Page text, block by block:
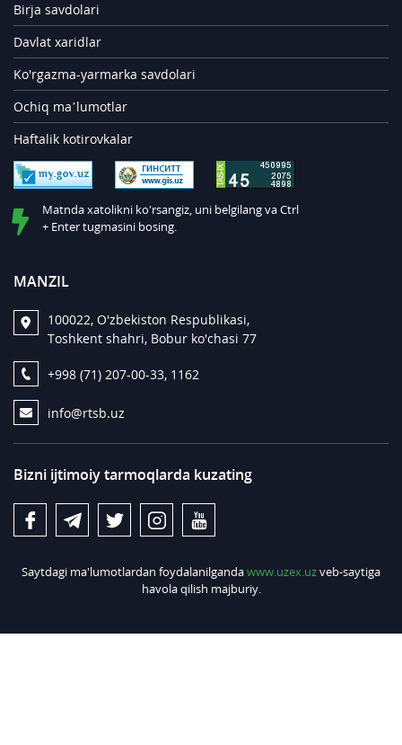
Birja savdolari
Davlat xaridlar
Ko'rgazma-yarmarka savdolari
Ochiq ma’lumotlar
Haftalik kotirovkalar
Matnda xatolikni ko'rsangiz, uni belgilang va Ctrl
+ Enter tugmasini bosing.
MANZIL
100022, O'zbekiston Respublikasi,
Toshkent shahri, Bobur ko'chasi 77
+998 (71) 207-00-33, 1162
info@rtsb.uz
Bizni ijtimoiy tarmoqlarda kuzating
Saytdagi ma'lumotlardan foydalanilgandawww.uzex.uzveb-saytiga
havola qilish majburiy.